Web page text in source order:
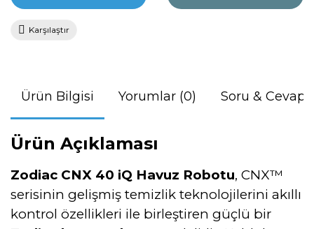
Karşılaştır
Ürün Bilgisi Yorumlar (0) Soru & Cevap
Ürün Açıklaması
Zodiac CNX 40 iQ Havuz Robotu, CNX™
serisinin gelişmiş temizlik teknolojilerini akıllı
kontrol özellikleri ile birleştiren güçlü bir